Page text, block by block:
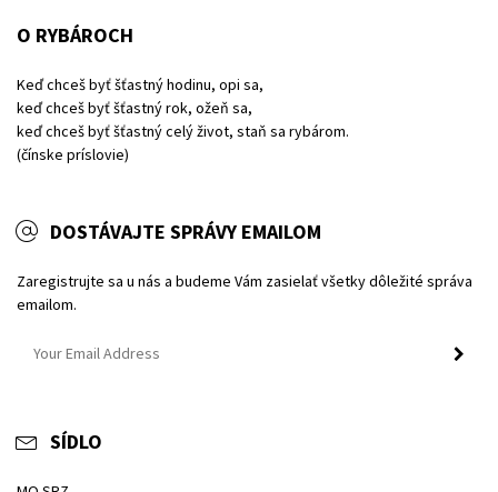
O RYBÁROCH
Keď chceš byť šťastný hodinu, opi sa,
keď chceš byť šťastný rok, ožeň sa,
keď chceš byť šťastný celý život, staň sa rybárom.
(čínske príslovie)
DOSTÁVAJTE SPRÁVY EMAILOM
Zaregistrujte sa u nás a budeme Vám zasielať všetky dôležité správa
emailom.
SÍDLO